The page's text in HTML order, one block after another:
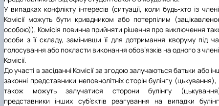
У випадках конфлікту інтересів (ситуації, коли будь-хто із
Комісії можуть бути кривдником або потерпілим
особою)), Комісія повинна прийняти рішення про виключення
особи з її складу, замінивши її для дотримання кворуму під
голосування або покласти виконання обов’язків на одного з
Комісії.
До участі в засіданні Комісії за згодою залучаються батьки або
законні представники неповнолітніх сторін булінгу (цькування),
також можуть залучатися сторони булінгу
представники інших суб’єктів реагування на випадки